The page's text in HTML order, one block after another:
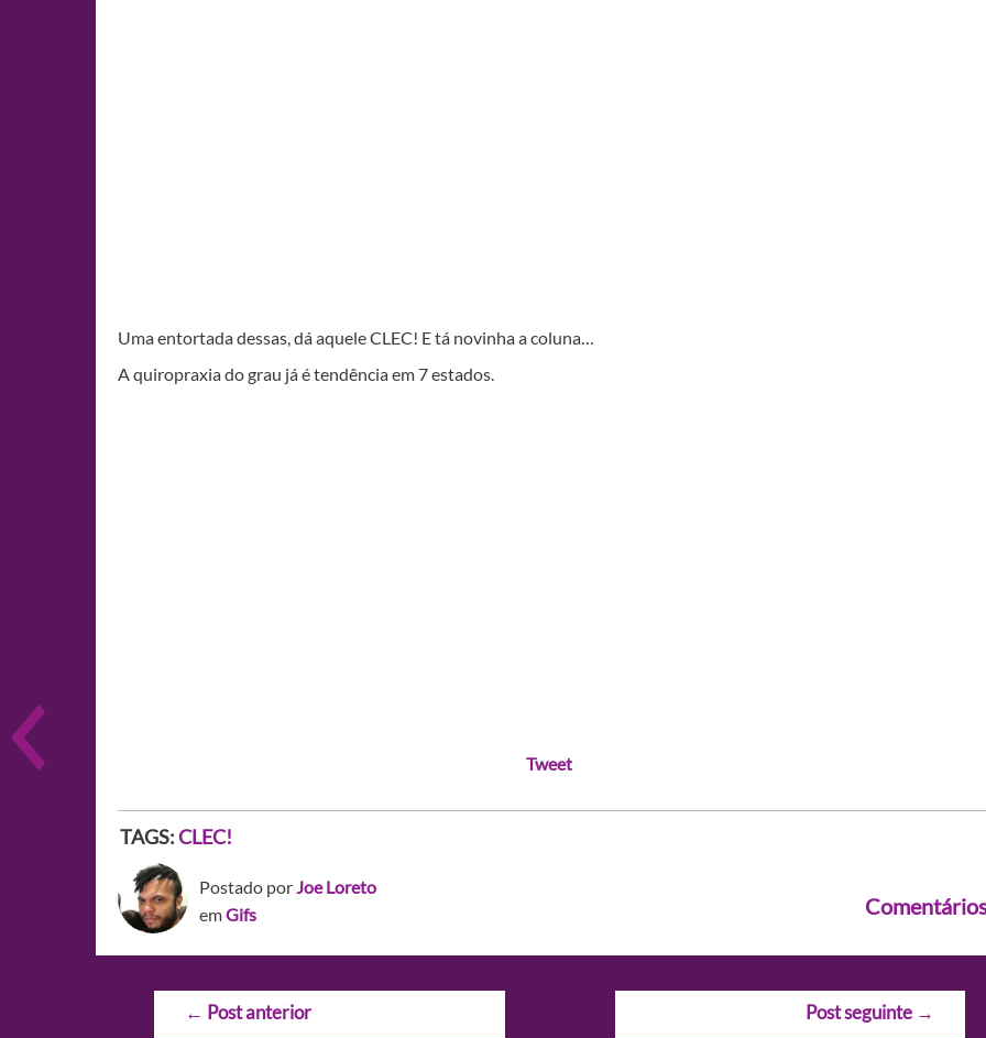
Uma entortada dessas, dá aquele CLEC! E tá novinha a coluna…
A quiropraxia do grau já é tendência em 7 estados.
Tweet
TAGS:CLEC!
Postado porJoe Loreto
emGifs
Navegação
← Post anterior Post seguinte →